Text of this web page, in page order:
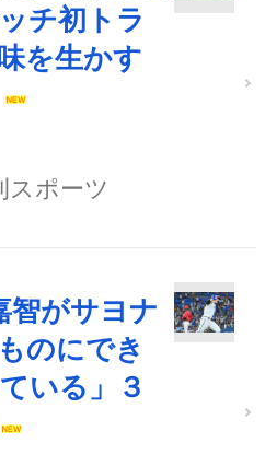
チ初トラ
を生かす
スポーツ
智がサヨナ
のにでき
いる」３